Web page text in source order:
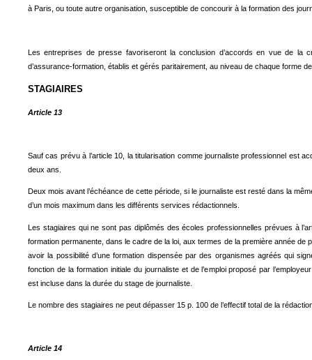
à Paris, ou toute autre organisation, susceptible de concourir à la formation des
Les entreprises de presse favoriseront la conclusion d’accords en vue de la
d’assurance-formation, établis et gérés paritairement, au niveau de chaque forme
STAGIAIRES
Article 13
Sauf cas prévu à l’article 10, la titularisation comme journaliste professionnel est
deux ans.
Deux mois avant l’échéance de cette période, si le journaliste est resté dans la
d’un mois maximum dans les différents services rédactionnels.
Les stagiaires qui ne sont pas diplômés des écoles professionnelles prévues à
formation permanente, dans le cadre de la loi, aux termes de la première année de
avoir la possibilité d’une formation dispensée par des organismes agréés qui
fonction de la formation initiale du journaliste et de l’emploi proposé par
est incluse dans la durée du stage de journaliste.
Le nombre des stagiaires ne peut dépasser 15 p. 100 de l’effectif total de la
Article 14